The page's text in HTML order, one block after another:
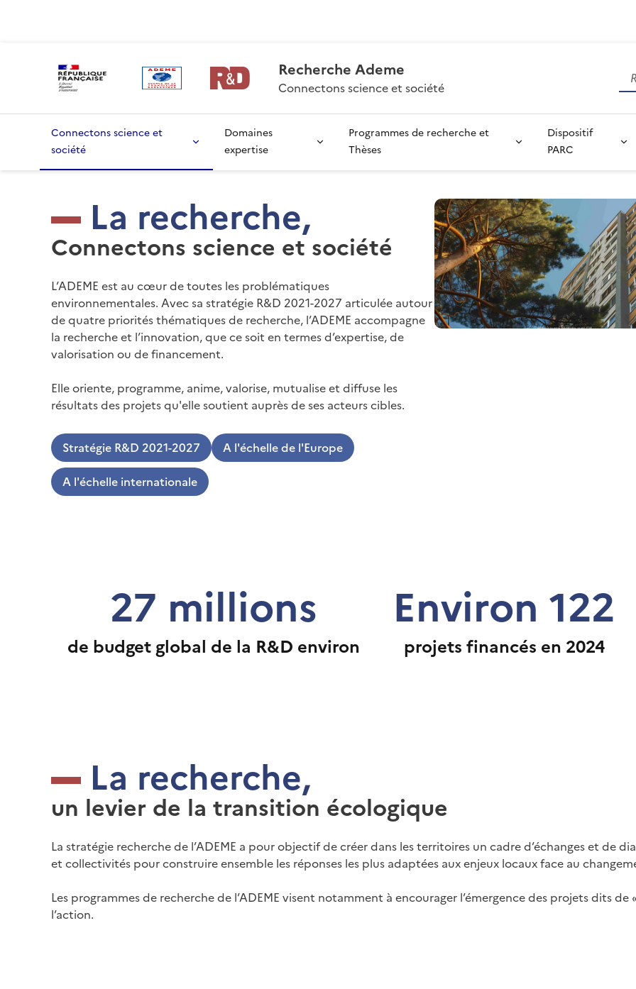
Recherche Ademe
Connectons science et société
Connectons science et
société
Domaines
expertise
Programmes de recherche et
Thèses
Dispositif
PARC
La recherche,
Connectons science et société
L’ADEME est au cœur de toutes les problématiques
environnementales. Avec sa stratégie R&D 2021-2027 articulée autour
de quatre priorités thématiques de recherche, l’ADEME accompagne
la recherche et l’innovation, que ce soit en termes d’expertise, de
valorisation ou de financement.
Elle oriente, programme, anime, valorise, mutualise et diffuse les
résultats des projets qu'elle soutient auprès de ses acteurs cibles.
Stratégie R&D 2021-2027
A l'échelle de l'Europe
A l'échelle internationale
27 millions
de budget global de la R&D environ
Environ 122
projets financés en 2024
La recherche,
un levier de la transition écologique
La stratégie recherche de l’ADEME a pour objectif de créer dans les territoires un cadre d’échanges et de
et collectivités pour construire ensemble les réponses les plus adaptées aux enjeux locaux face au
Les programmes de recherche de l’ADEME visent notamment à encourager l’émergence des projets dits
l’action.